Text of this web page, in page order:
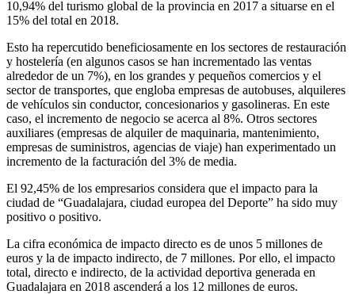
10,94% del turismo global de la provincia en 2017 a situarse en el
15% del total en 2018.
Esto ha repercutido beneficiosamente en los sectores de restauración
y hostelería (en algunos casos se han incrementado las ventas
alrededor de un 7%), en los grandes y pequeños comercios y el
sector de transportes, que engloba empresas de autobuses, alquileres
de vehículos sin conductor, concesionarios y gasolineras. En este
caso, el incremento de negocio se acerca al 8%. Otros sectores
auxiliares (empresas de alquiler de maquinaria, mantenimiento,
empresas de suministros, agencias de viaje) han experimentado un
incremento de la facturación del 3% de media.
El 92,45% de los empresarios considera que el impacto para la
ciudad de “Guadalajara, ciudad europea del Deporte” ha sido muy
positivo o positivo.
La cifra económica de impacto directo es de unos 5 millones de
euros y la de impacto indirecto, de 7 millones. Por ello, el impacto
total, directo e indirecto, de la actividad deportiva generada en
Guadalajara en 2018 ascenderá a los 12 millones de euros.